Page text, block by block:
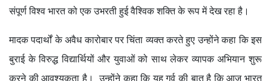
संपूर्ण विश्व भारत को एक उभरती हुई वैश्विक शक्ति के रूप में देख रहा है।
मादक पदार्थों के अवैध कारोबार पर चिंता व्यक्त करते हुए उन्होंने कहा कि इस
बुराई के विरुद्ध विद्यार्थियों और युवाओं को साथ लेकर व्यापक अभियान शुरू
करने की आवश्यकता है। उन्होंने कहा कि यह गर्व की बात है कि आज भारत